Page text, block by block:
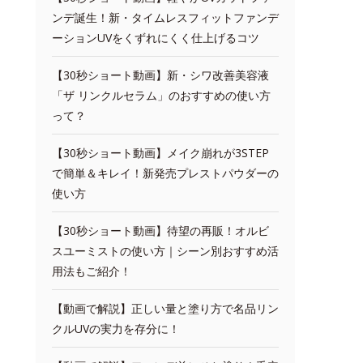
ンデ誕生！新・タイムレスフィットファンデ
ーションUVをくずれにくく仕上げるコツ
【30秒ショート動画】新・シワ改善美容液
「ザ リンクルセラム」のおすすめの使い方
って？
【30秒ショート動画】メイク崩れが3STEP
で簡単＆キレイ！新発売プレストパウダーの
使い方
【30秒ショート動画】待望の再販！オルビ
スユーミストの使い方｜シーン別おすすめ活
用法もご紹介！
【動画で解説】正しい量と塗り方で名品リン
クルUVの実力を存分に！